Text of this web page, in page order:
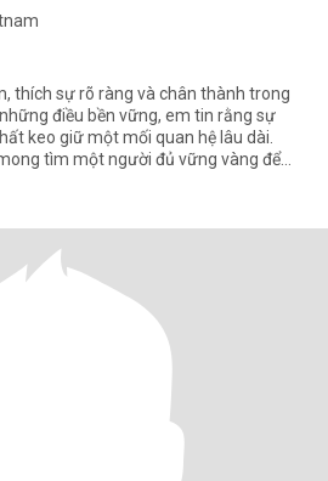
thích sự rõ ràng và chân thành trong
điều bền vững, em tin rằng sự
keo giữ một mối quan hệ lâu dài.
tìm một người đủ vững vàng để